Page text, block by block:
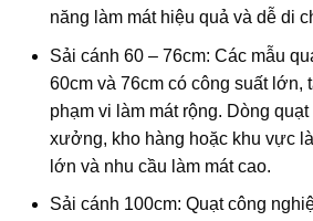
năng làm mát hiệu quả và dễ di
Sải cánh 60 – 76cm: Các mẫu
60cm và 76cm có công suất lớn,
phạm vi làm mát rộng. Dòng
xưởng, kho hàng hoặc khu vực
lớn và nhu cầu làm mát cao.
Sải cánh 100cm: Quạt công